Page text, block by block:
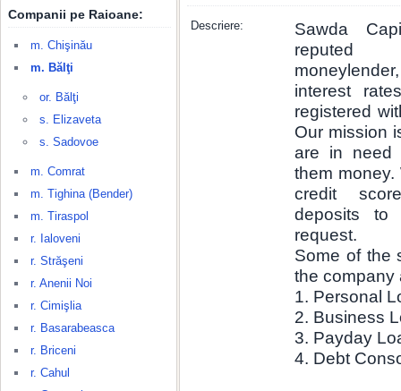
Companii pe Raioane:
m. Chişinău
m. Bălţi
or. Bălţi
s. Elizaveta
s. Sadovoe
m. Comrat
m. Tighina (Bender)
m. Tiraspol
r. Ialoveni
r. Străşeni
r. Anenii Noi
r. Cimişlia
r. Basarabeasca
r. Briceni
r. Cahul
Descriere:
Sawda
reputed
interest
registered
Our mission
are in need
them
credit
deposits to
request.
Some of the
the company
1. Personal
2. Business
3. Payday
4. Debt